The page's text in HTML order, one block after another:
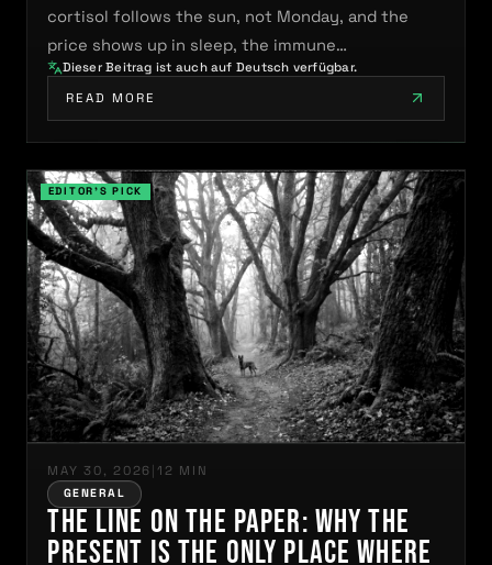
cortisol follows the sun, not Monday, and the
price shows up in sleep, the immune…
Dieser Beitrag ist auch auf Deutsch verfügbar.
READ MORE
MAY 30, 2026 12 MIN
GENERAL
The Line on the Paper: Why the
Present Is the Only Place Where